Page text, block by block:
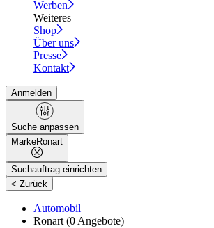
Werben
Weiteres
Shop
Über uns
Presse
Kontakt
Anmelden
Suche anpassen
MarkeRonart
Suchauftrag einrichten
< Zurück |
Automobil
Ronart (0 Angebote)